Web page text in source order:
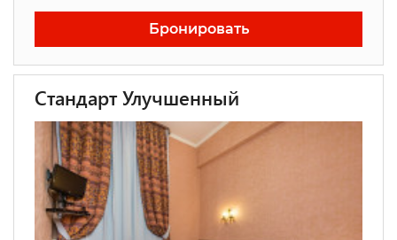
Бронировать
Стандарт Улучшенный